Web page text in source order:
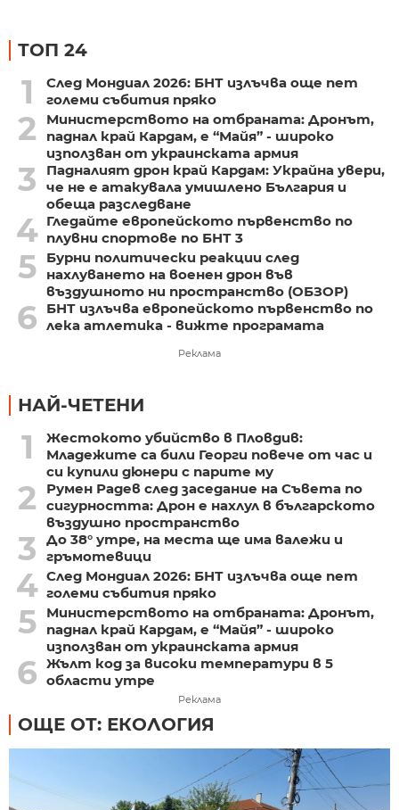
ТОП 24
1
След Мондиал 2026: БНТ излъчва още пет
големи събития пряко
2
Министерството на отбраната: Дронът,
паднал край Кардам, е “Майя” - широко
използван от украинската армия
3
Падналият дрон край Кардам: Украйна увери,
че не е атакувала умишлено България и
обеща разследване
4 Гледайте европейското първенство по
плувни спортове по БНТ 3
5
Бурни политически реакции след
нахлуването на военен дрон във
въздушното ни пространство (ОБЗОР)
6
БНТ излъчва европейското първенство по
лека атлетика - вижте програмата
Реклама
НАЙ-ЧЕТЕНИ
1
Жестокото убийство в Пловдив:
Младежите са били Георги повече от час и
си купили дюнери с парите му
2
Румен Радев след заседание на Съвета по
сигурността: Дрон е нахлул в българското
въздушно пространство
3
До 38° утре, на места ще има валежи и
гръмотевици
4 След Мондиал 2026: БНТ излъчва още пет
големи събития пряко
5
Министерството на отбраната: Дронът,
паднал край Кардам, е “Майя” - широко
използван от украинската армия
6 Жълт код за високи температури в 5
области утре
Реклама
ОЩЕ ОТ: ЕКОЛОГИЯ